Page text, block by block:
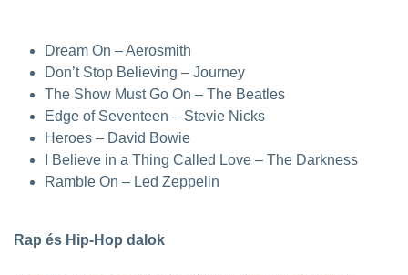
Dream On – Aerosmith
Don’t Stop Believing – Journey
The Show Must Go On – The Beatles
Edge of Seventeen – Stevie Nicks
Heroes – David Bowie
I Believe in a Thing Called Love – The Darkness
Ramble On – Led Zeppelin
Rap és Hip-Hop dalok